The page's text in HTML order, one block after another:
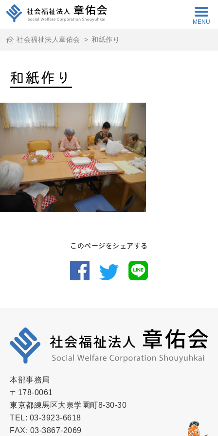
MENU
社会福祉法人章佑会 > 和紙作り
和紙作り
このページをシェアする
本部事務局
〒178-0061
東京都練馬区大泉学園町8-30-30
TEL: 03-3923-6618
FAX: 03-3867-2069